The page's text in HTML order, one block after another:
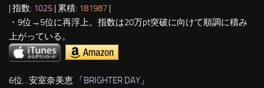
| 指数: 1025 | 累積: 181987 |
・9位→5位に再浮上。指数は20万pt突破に向けて順調に積み
上がっている。
6位…安室奈美恵 「 BRIGHTER DAY 」